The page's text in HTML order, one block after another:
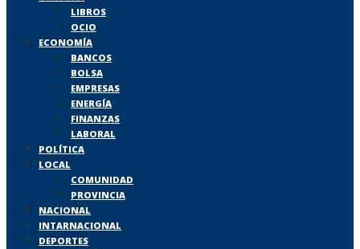
LIBROS
OCIO
ECONOMÍA
BANCOS
BOLSA
EMPRESAS
ENERGÍA
FINANZAS
LABORAL
POLÍTICA
LOCAL
COMUNIDAD
PROVINCIA
NACIONAL
INTARNACIONAL
DEPORTES